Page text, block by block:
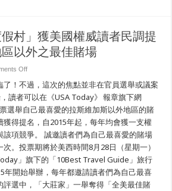
Local
Charities
假村」獲美國權威讀者民調提
以外之最佳賭場
Offon
莊
家
賭
場
度
假
村」
獲
美
國
權
！不過，這次的焦點並非在官員選舉或議案
讀者可以在《USA Today》 報章旗下網
選舉自己最喜愛的拉斯維加斯以外地區的賭
得提名，自2015年起，每年均會獲一支權
該項競爭。 誠邀讀者們為自己最喜愛的賭場
。投票期將於美西時間8月28日（星期一）
」旗下的「10Best Travel Guide」旅行
年開始舉辦，每年都邀請讀者們為自己最喜
選中，「大莊家」一舉奪得「全美最佳賭